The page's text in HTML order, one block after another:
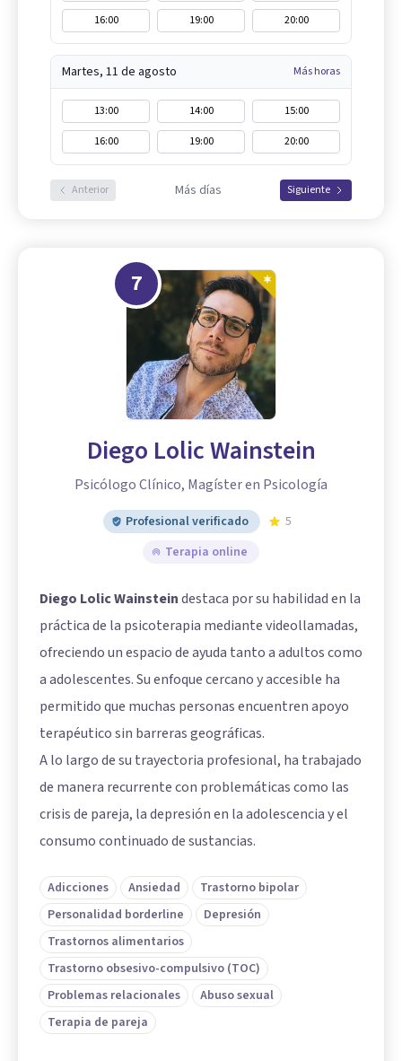
16:00
19:00 20:00
Martes, 11 de agosto Más horas
13:00 14:00
15:00
16:00
19:00 20:00
Anterior Más días Siguiente
7
Diego Lolic Wainstein
Psicólogo Clínico, Magíster en Psicología
Profesional verificado
5
Terapia online
Diego Lolic Wainsteindestaca por su habilidad en la
práctica de la psicoterapia mediante videollamadas,
ofreciendo un espacio de ayuda tanto a adultos como
a adolescentes. Su enfoque cercano y accesible ha
permitido que muchas personas encuentren apoyo
terapéutico sin barreras geográficas.
A lo largo de su trayectoria profesional, ha trabajado
de manera recurrente con problemáticas como las
crisis de pareja, la depresión en la adolescencia y el
consumo continuado de sustancias.
Adicciones Ansiedad
Trastorno bipolar
Personalidad borderline
Depresión
Trastornos alimentarios
Trastorno obsesivo-compulsivo (TOC)
Problemas relacionales
Abuso sexual
Terapia de pareja